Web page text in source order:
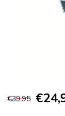
€39,95